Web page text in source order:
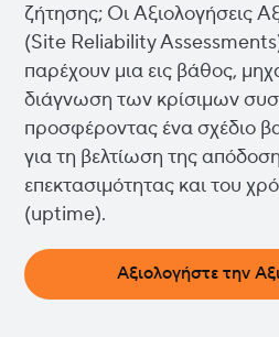
ζήτησης; Οι Αξιολογήσεις
(Site Reliability
παρέχουν μια εις βάθος,
διάγνωση των κρίσιμων
προσφέροντας ένα σχέδιο
για τη βελτίωση της
επεκτασιμότητας και του
(uptime).
Αξιολογήστε την